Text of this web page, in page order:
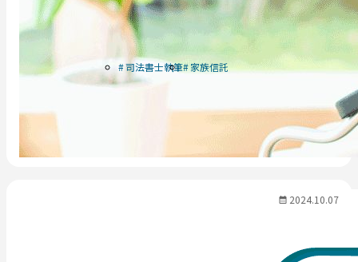
司法書士執筆 家族信託
2024.10.07